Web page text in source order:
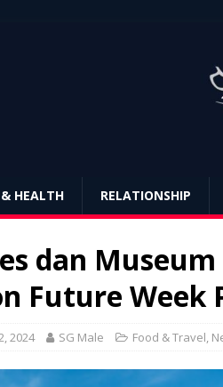
& HEALTH RELATIONSHIP
dan
Future Week
2024 SG Male Food & Travel,